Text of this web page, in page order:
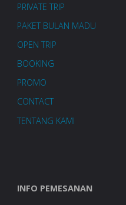
PRIVATE TRIP
PAKET BULAN MADU
OPEN TRIP
BOOKING
PROMO
CONTACT
TENTANG KAMI
INFO PEMESANAN